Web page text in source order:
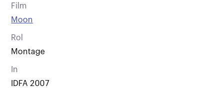
Film
Moon
Rol
Montage
In
IDFA 2007